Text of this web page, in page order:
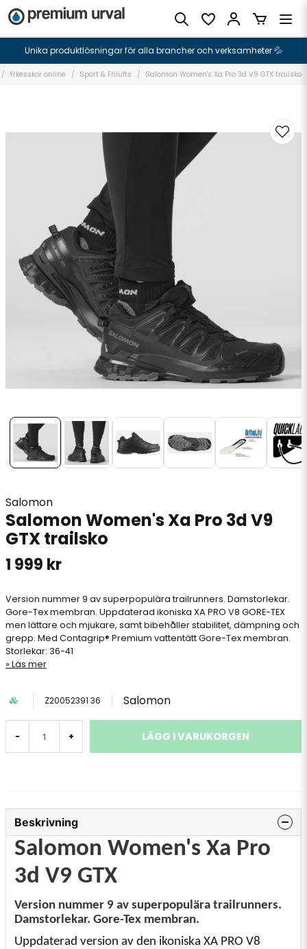
Unika produktlösningar för alla brancher och verksamheter 💦
Yrkesskor online Sport & Frilufts Salomon Women's Xa Pro 3d V9 GTX trailsko
Salomon
Salomon Women's Xa Pro 3d V9
GTX trailsko
1 999 kr
Version nummer 9 av superpopulära trailrunners. Damstorlekar.
Gore-Tex membran. Uppdaterad ikoniska XA PRO V8 GORE-TEX
men lättare och mjukare, samt bibehåller stabilitet, dämpning och
grepp. Med Contagrip® Premium vattentätt Gore-Tex membran.
Storlekar: 36-41
Läs mer
Z20052391 36 Salomon
- + LÄGG I VARUKORGEN
Beskrivning
Salomon Women's Xa Pro
3d V9 GTX
Version nummer 9 av superpopulära trailrunners.
Damstorlekar. Gore-Tex membran.
Uppdaterad version av den ikoniska XA PRO V8